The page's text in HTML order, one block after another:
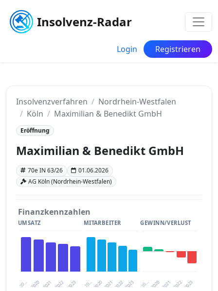
Insolvenz-Radar
Login Registrieren
Insolvenzverfahren
Nordrhein-Westfalen
Köln
Maximilian & Benedikt GmbH
Eröffnung
Maximilian & Benedikt GmbH
70e IN 63/26
01.06.2026
AG Köln (Nordrhein-Westfalen)
Finanzkennzahlen
UMSATZ
20… 2021 2023
2020 2022
MITARBEITER
20… 2021 2023
2020 2022
GEWINN/VERLUST
20… 2021 2023
2020 2022